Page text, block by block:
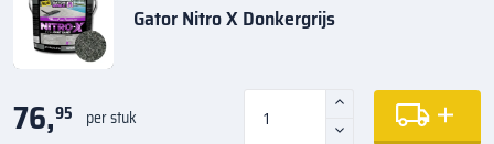
Gator Nitro X Donkergrijs
76,95 per stuk